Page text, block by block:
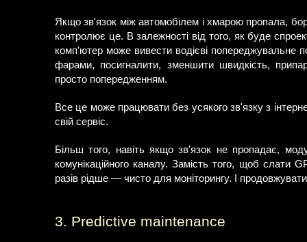
Якщо зв'язок між автомобілем і хмарою пропала,
контролює це. В залежності від того, як буде
комп'ютер може вивести водієві попереджувальне
фарами, посигналити, зменшити швидкість,
просто попередженням.
Все це може працювати без усякого зв'язку з
свій сервіс.
Більш того, навіть якщо зв'язок не пропадає,
комунікаційного каналу. Замість того, щоб
разів рідше — чисто для моніторингу. І
3. Predictive maintenance